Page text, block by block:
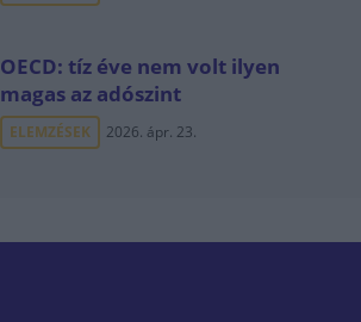
OECD: tíz éve nem volt ilyen
magas az adószint
ELEMZÉSEK 2026. ápr. 23.